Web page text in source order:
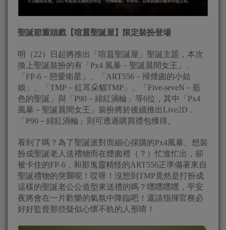
聖誕節重頭戲【 喧囂聖誕屋 】 限定裝扮登場
明（22）日起將推出「喧囂聖誕屋」聖誕主題，本次
換上聖誕裝扮的有「Px4 風暴－聖誕晨間女王」、
「FP-6－戀愛衛星」、「ART556－掃煙囪的小姑
娘」、「TMP－紅耳朵貓TMP」、「Five-seveN－藍
色的聖誕」與「P90－緋紅渦輪」等6位，其中「Px4
風暴－聖誕晨間女王」裝扮將於後續推出Live2D，
「P90－緋紅渦輪」則可透過購買禮包獲得。
看到了嗎？為了聖誕派對而細心採購的Px4風暴、想裝
扮成聖誕老人送禮物而在煙囪裡（？）忙進忙出，卻
被卡住的FP-6，和那鬼靈精怪的ART556正準備著來自
聖誕禮物的突襲呢！哎呀！沒想到TMP竟然是打扮成
這樣的聖誕老公公造型來送禮的嗎？嘿嘿嘿嘿，平安
夜將會在一片歡樂的氣氛中降臨吧！還請指揮官務必
好好監督那些疑似心懷不軌的人形唷！